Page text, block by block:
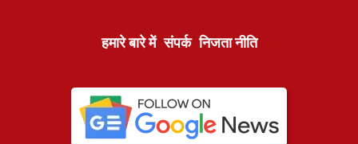
हमारे बारे में संपर्क निजता नीति